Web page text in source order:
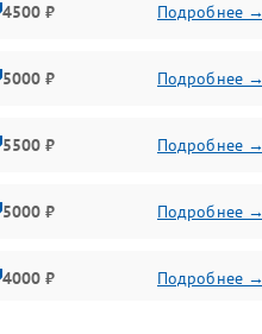
4500 ₽ Подробнее →
5000 ₽ Подробнее →
5500 ₽ Подробнее →
5000 ₽ Подробнее →
4000 ₽ Подробнее →